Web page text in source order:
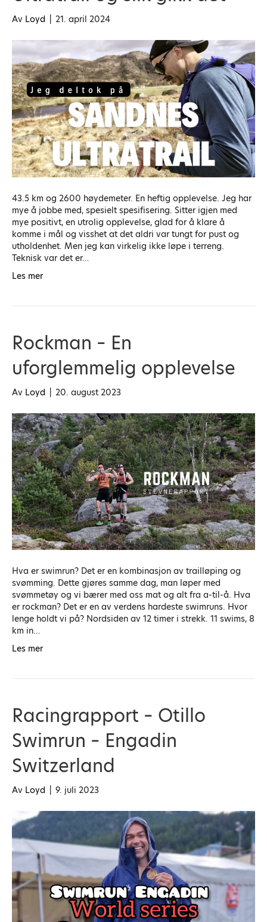
Av Loyd 21. april 2024
43.5 km og 2600 høydemeter. En heftig opplevelse. Jeg har
mye å jobbe med, spesielt spesifisering. Sitter igjen med
mye positivt, en utrolig opplevelse, glad for å klare å
komme i mål og visshet at det aldri var tungt for pust og
utholdenhet. Men jeg kan virkelig ikke løpe i terreng.
Teknisk var det er…
Les mer
Rockman – En
uforglemmelig opplevelse
Av Loyd 20. august 2023
Hva er swimrun? Det er en kombinasjon av trailløping og
svømming. Dette gjøres samme dag, man løper med
svømmetøy og vi bærer med oss mat og alt fra a-til-å. Hva
er rockman? Det er en av verdens hardeste swimruns. Hvor
lenge holdt vi på? Nordsiden av 12 timer i strekk. 11 swims, 8
km in…
Les mer
Racingrapport – Otillo
Swimrun – Engadin
Switzerland
Av Loyd 9. juli 2023